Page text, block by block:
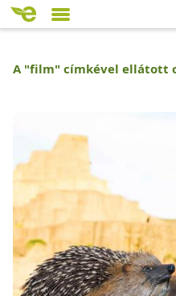
A "film" címkével ellátott